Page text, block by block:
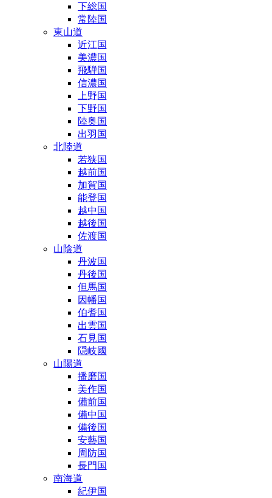
下総国
常陸国
東山道
近江国
美濃国
飛騨国
信濃国
上野国
下野国
陸奥国
出羽国
北陸道
若狭国
越前国
加賀国
能登国
越中国
越後国
佐渡国
山陰道
丹波国
丹後国
但馬国
因幡国
伯耆国
出雲国
石見国
隠岐國
山陽道
播磨国
美作国
備前国
備中国
備後国
安藝国
周防国
長門国
南海道
紀伊国